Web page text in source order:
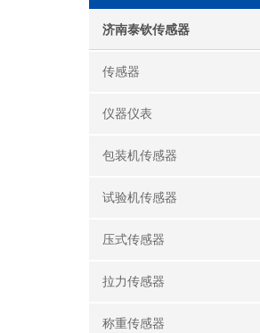
济南泰钦传感器
传感器
仪器仪表
包装机传感器
试验机传感器
压式传感器
拉力传感器
称重传感器